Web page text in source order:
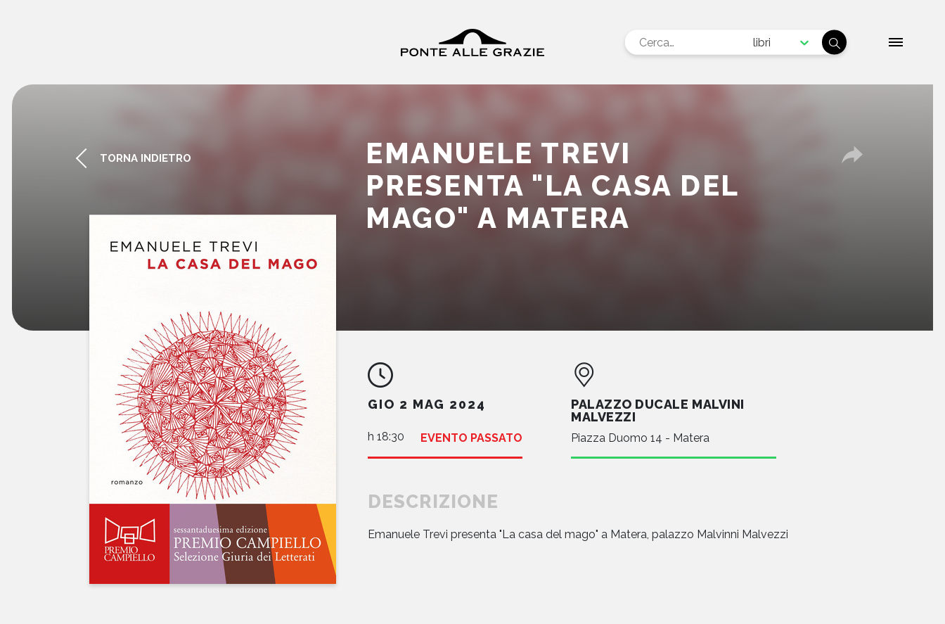
libri
TORNA INDIETRO
EMANUELE TREVI
PRESENTA "LA CASA DEL
MAGO" A MATERA
GIO 2 MAG 2024
h 18:30 EVENTO PASSATO
PALAZZO DUCALE MALVINI
MALVEZZI
Piazza Duomo 14 - Matera
DESCRIZIONE
Emanuele Trevi presenta "La casa del mago" a Matera, palazzo Malvinni Malvezzi